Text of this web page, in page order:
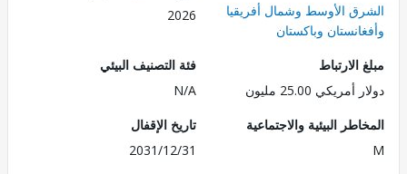
الأوسط وشمال أفريقيا
وباكستان
2026
25.00 مليون
فئة التصنيف البيئي
البيئية والاجتماعية
تاريخ الإقفال
2031/12/31